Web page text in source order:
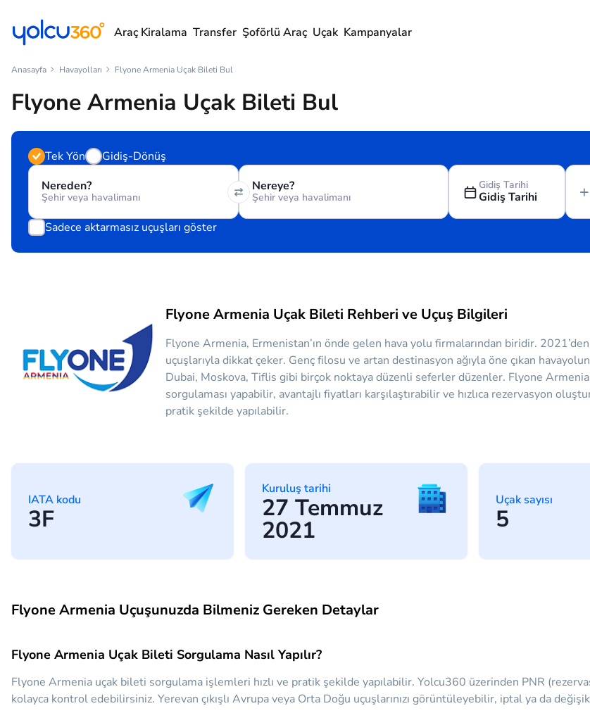
Araç Kiralama Transfer Şoförlü Araç Uçak Kampanyalar
Anasayfa Havayolları Flyone Armenia Uçak Bileti Bul
Flyone Armenia Uçak Bileti Bul
Tek Yön
Gidiş-Dönüş
Nereden?
Nereye? Gidiş Tarihi
Gidiş Tarihi
Sadece aktarmasız uçuşları göster
Flyone Armenia Uçak Bileti Rehberi ve Uçuş Bilgileri
Flyone Armenia, Ermenistan’ın önde gelen hava yolu firmalarından biridir.
uçuşlarıyla dikkat çeker. Genç filosu ve artan destinasyon ağıyla öne çıkan
Dubai, Moskova, Tiflis gibi birçok noktaya düzenli seferler düzenler. Flyone
sorgulaması yapabilir, avantajlı fiyatları karşılaştırabilir ve hızlıca rezervasyon
pratik şekilde yapılabilir.
IATA kodu
3F
Kuruluş tarihi
27 Temmuz
2021
Uçak sayısı
5
Flyone Armenia Uçuşunuzda Bilmeniz Gereken Detaylar
Flyone Armenia Uçak Bileti Sorgulama Nasıl Yapılır?
Flyone Armenia uçak bileti sorgulama işlemleri hızlı ve pratik şekilde yapılabilir. Yolcu360 üzerinden PNR
kolayca kontrol edebilirsiniz. Yerevan çıkışlı Avrupa veya Orta Doğu uçuşlarınızı görüntüleyebilir, iptal ya da